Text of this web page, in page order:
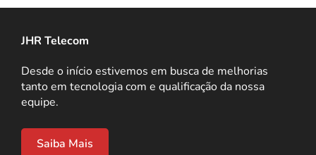
JHR Telecom
Desde o início estivemos em busca de melhorias
tanto em tecnologia com e qualificação da nossa
equipe.
Saiba Mais